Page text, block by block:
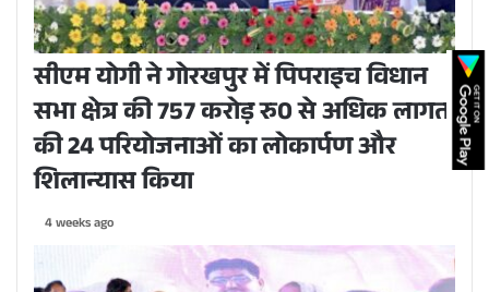
सीएम योगी ने गोरखपुर में पिपराइच विधान
सभा क्षेत्र की 757 करोड़ रु0 से अधिक लागत
की 24 परियोजनाओं का लोकार्पण और
शिलान्यास किया
4 weeks ago